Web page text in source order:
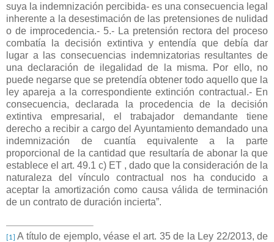
suya la indemnización percibida- es una consecuencia legal
inherente a la desestimación de las pretensiones de nulidad
o de improcedencia.- 5.- La pretensión rectora del proceso
combatía la decisión extintiva y entendía que debía dar
lugar a las consecuencias indemnizatorias resultantes de
una declaración de ilegalidad de la misma. Por ello, no
puede negarse que se pretendía obtener todo aquello que la
ley apareja a la correspondiente extinción contractual.- En
consecuencia, declarada la procedencia de la decisión
extintiva empresarial, el trabajador demandante tiene
derecho a recibir a cargo del Ayuntamiento demandado una
indemnización de cuantía equivalente a la parte
proporcional de la cantidad que resultaría de abonar la que
establece el art. 49.1 c) ET , dado que la consideración de la
naturaleza del vínculo contractual nos ha conducido a
aceptar la amortización como causa válida de terminación
de un contrato de duración incierta”.
[1] A título de ejemplo, véase el art. 35 de la Ley 22/2013, de